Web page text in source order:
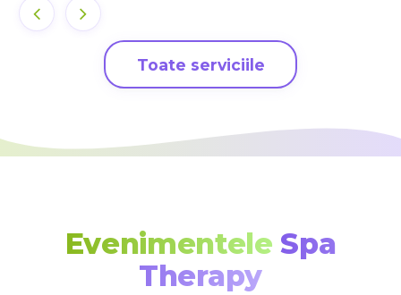
Toate serviciile
Evenimentele Spa
Therapy